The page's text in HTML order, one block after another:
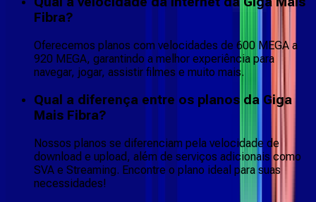
Fibra?
Oferecemos planos com velocidades de 600 MEGA a
920 MEGA, garantindo a melhor experiência para
navegar, jogar, assistir filmes e muito mais.
Qual a diferença entre os planos da Giga
Mais Fibra?
Nossos planos se diferenciam pela velocidade de
download e upload, além de serviços adicionais como
SVA e Streaming. Encontre o plano ideal para suas
necessidades!